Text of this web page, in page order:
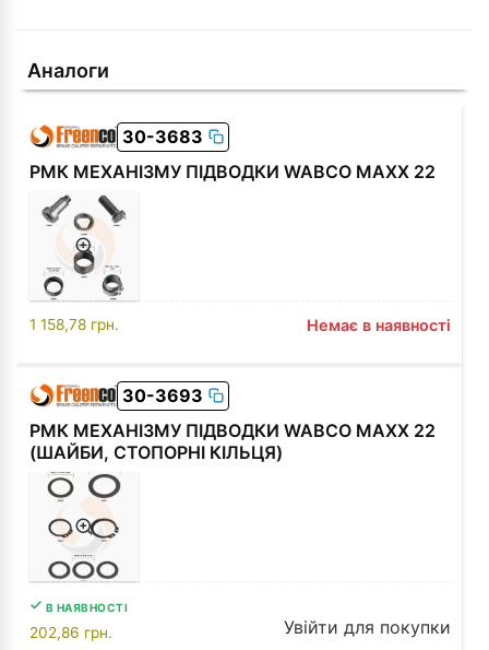
Аналоги
30-3683
РМК МЕХАНІЗМУ ПІДВОДКИ WABCO MAXX 22
1 158,78 грн. Немає в наявності
30-3693
РМК МЕХАНІЗМУ ПІДВОДКИ WABCO MAXX 22
(ШАЙБИ, СТОПОРНІ КІЛЬЦЯ)
В НАЯВНОСТІ
202,86 грн. Увійти для покупки